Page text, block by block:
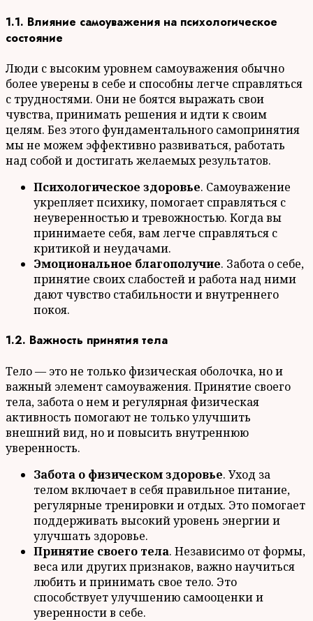
1.1. Влияние самоуважения на психологическое
состояние
Люди с высоким уровнем самоуважения обычно
более уверены в себе и способны легче справляться
с трудностями. Они не боятся выражать свои
чувства, принимать решения и идти к своим
целям. Без этого фундаментального самопринятия
мы не можем эффективно развиваться, работать
над собой и достигать желаемых результатов.
Психологическое здоровье. Самоуважение
укрепляет психику, помогает справляться с
неуверенностью и тревожностью. Когда вы
принимаете себя, вам легче справляться с
критикой и неудачами.
Эмоциональное благополучие. Забота о себе,
принятие своих слабостей и работа над ними
дают чувство стабильности и внутреннего
покоя.
1.2. Важность принятия тела
Тело — это не только физическая оболочка, но и
важный элемент самоуважения. Принятие своего
тела, забота о нем и регулярная физическая
активность помогают не только улучшить
внешний вид, но и повысить внутреннюю
уверенность.
Забота о физическом здоровье. Уход за
телом включает в себя правильное питание,
регулярные тренировки и отдых. Это помогает
поддерживать высокий уровень энергии и
улучшать здоровье.
Принятие своего тела. Независимо от формы,
веса или других признаков, важно научиться
любить и принимать свое тело. Это
способствует улучшению самооценки и
уверенности в себе.